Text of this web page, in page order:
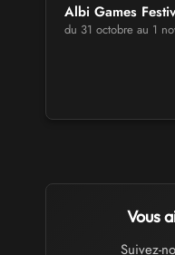
Albi Games
du 31 octobre au 1
Virtual Calais -
numériques 2026
SALONS &
Trolls et Vous
Suivez-